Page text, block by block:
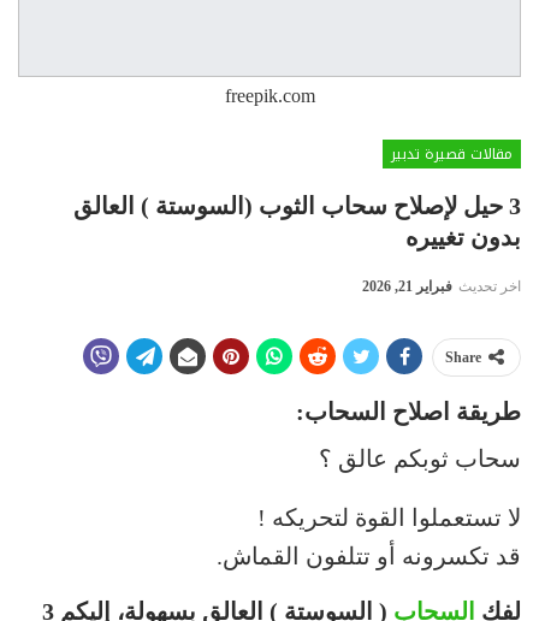
freepik.com
مقالات قصيرة تدبير
3 حيل لإصلاح سحاب الثوب (السوستة ) العالق
بدون تغييره
اخر تحديث فبراير 21, 2026
Share
طريقة اصلاح السحاب:
سحاب ثوبكم عالق ؟
لا تستعملوا القوة لتحريكه !
قد تكسرونه أو تتلفون القماش.
لفك السحاب
( السوستة ) العالق بسهولة، إليكم 3